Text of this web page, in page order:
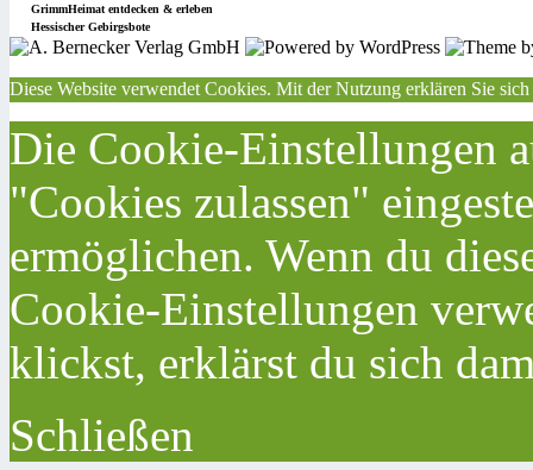
GrimmHeimat entdecken & erleben
Hessischer Gebirgsbote
Diese Website verwendet Cookies. Mit der Nutzung erklären Sie
Die Cookie-Einstellungen
"Cookies zulassen"
ermöglichen. Wenn du
Cookie-Einstellungen
klickst, erklärst du sich
Schließen